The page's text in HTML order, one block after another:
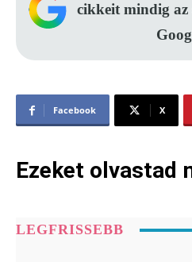
cikkeit mindig az
Facebook X
Ezeket olvastad
LEGFRISSEBB